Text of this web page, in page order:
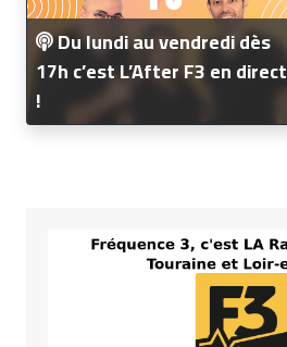
Du lundi au vendredi dès
17h c’est L’After F3 en direct
!